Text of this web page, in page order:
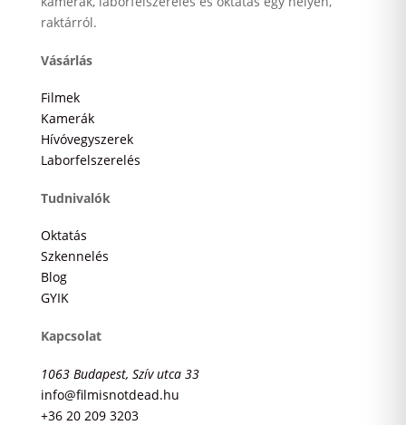
raktárról.
Vásárlás
Filmek
Kamerák
Hívóvegyszerek
Laborfelszerelés
Tudnivalók
Oktatás
Szkennelés
Blog
GYIK
Kapcsolat
1063 Budapest, Szív utca 33
info@filmisnotdead.hu
+36 20 209 3203